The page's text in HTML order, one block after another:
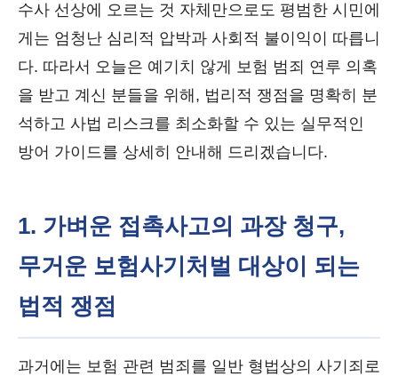
수사 선상에 오르는 것 자체만으로도 평범한 시민에
게는 엄청난 심리적 압박과 사회적 불이익이 따릅니
다. 따라서 오늘은 예기치 않게 보험 범죄 연루 의혹
을 받고 계신 분들을 위해, 법리적 쟁점을 명확히 분
석하고 사법 리스크를 최소화할 수 있는 실무적인
방어 가이드를 상세히 안내해 드리겠습니다.
1. 가벼운 접촉사고의 과장 청구,
무거운 보험사기처벌 대상이 되는
법적 쟁점
과거에는 보험 관련 범죄를 일반 형법상의 사기죄로